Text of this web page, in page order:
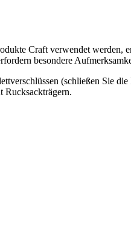
Craft verwendet werden,
besondere
(schließen Sie
Rucksackträgern.